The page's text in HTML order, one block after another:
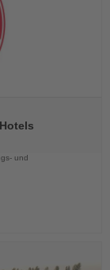
und